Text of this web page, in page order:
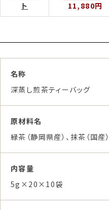
ト
11,880円
名称
深蒸し煎茶ティーバッグ
原材料名
緑茶（静岡県産）、抹茶（国産）
内容量
5g×20×10袋